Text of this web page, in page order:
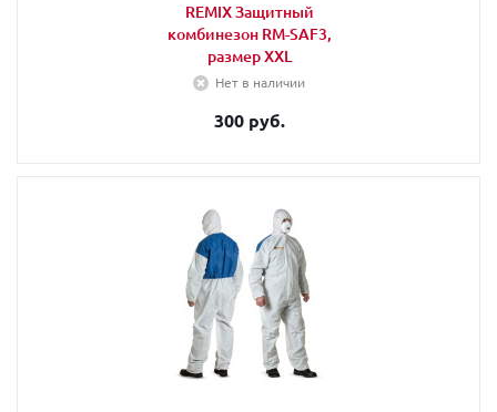
REMIX Защитный
комбинезон RM-SAF3,
размер XXL
Нет в наличии
300 руб.